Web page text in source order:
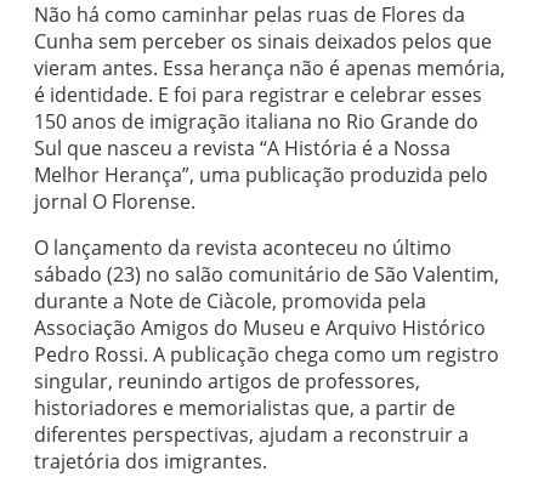
Não há como caminhar pelas ruas de Flores da
Cunha sem perceber os sinais deixados pelos que
vieram antes. Essa herança não é apenas memória,
é identidade. E foi para registrar e celebrar esses
150 anos de imigração italiana no Rio Grande do
Sul que nasceu a revista “A História é a Nossa
Melhor Herança”, uma publicação produzida pelo
jornal O Florense.
O lançamento da revista aconteceu no último
sábado (23) no salão comunitário de São Valentim,
durante a Note de Ciàcole, promovida pela
Associação Amigos do Museu e Arquivo Histórico
Pedro Rossi. A publicação chega como um registro
singular, reunindo artigos de professores,
historiadores e memorialistas que, a partir de
diferentes perspectivas, ajudam a reconstruir a
trajetória dos imigrantes.